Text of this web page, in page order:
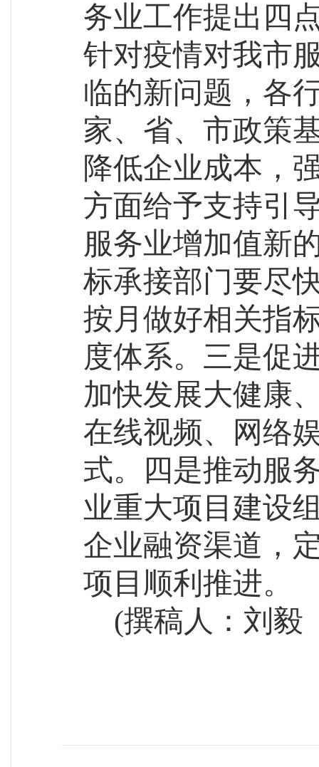
务业工作提出四
针对疫情对我市
临的新问题，各
家、省、市政策
降低企业成本，
方面给予支持引
服务业增加值新
标承接部门要尽
按月做好相关指
度体系。 三是促
加快发展大健康
在线视频、网络
式。
四是推动服
业重大项目建设
企业融资渠道，
项目顺利推进。
(撰稿人：刘